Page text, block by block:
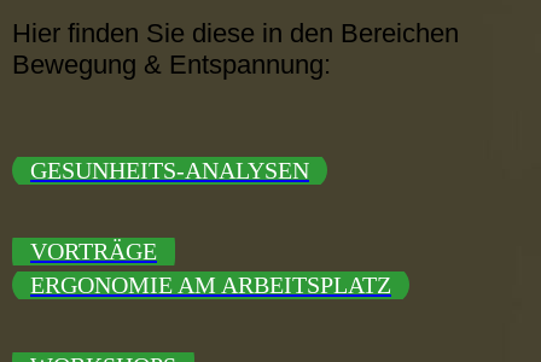
Hier finden Sie diese in den Bereichen
Bewegung & Entspannung:
GESUNHEITS-ANALYSEN
VORTRÄGE
ERGONOMIE AM ARBEITSPLATZ